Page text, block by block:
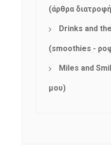
(άρθρα
Drinks and
(smoothies -
Miles and
μου)